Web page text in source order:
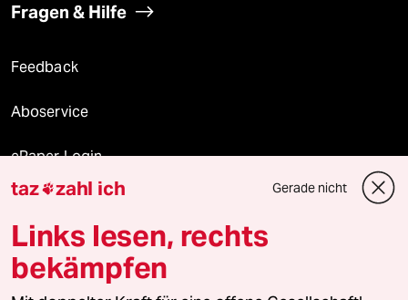
Fragen & Hilfe
Feedback
Aboservice
ePaper Login
Downloads für Abonnierende
© 2026 taz Verlags und Vertriebs GmbH
taz zahl ich Gerade nicht
Links lesen, rechts
bekämpfen